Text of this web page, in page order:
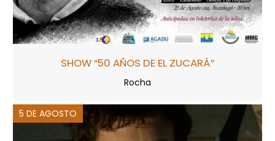
SHOW “50 AÑOS DE EL ZUCARÁ”
Rocha
5 DE AGOSTO